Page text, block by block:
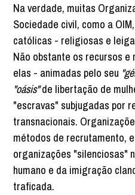
Na verdade, muitas
Sociedade civil, como a
católicas - religiosas e
Não obstante os recursos
elas - animadas pelo seu
"oásis"de libertação de
"escravas" subjugadas por
transnacionais.
métodos de recrutamento,
organizações "silenciosas"
humano e da imigração
traficada.